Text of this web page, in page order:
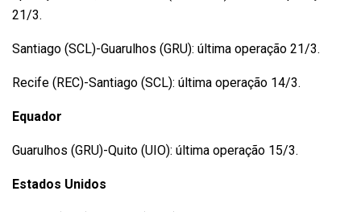
21/3.
Santiago (SCL)-Guarulhos (GRU): última operação 21/3.
Recife (REC)-Santiago (SCL): última operação 14/3.
Equador
Guarulhos (GRU)-Quito (UIO): última operação 15/3.
Estados Unidos